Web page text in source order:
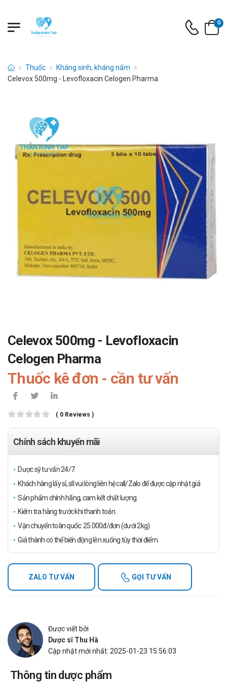
0
Thuốc
Kháng sinh, kháng nấm
Celevox 500mg - Levofloxacin Celogen Pharma
Celevox 500mg - Levofloxacin
Celogen Pharma
Thuốc kê đơn - cần tư vấn
( 0 Reviews )
Chính sách khuyến mãi
Dược sỹ tư vấn 24/7.
Khách hàng lấy sỉ, sll vui lòng liên hệ call/Zalo để được cập nhật giá
Sản phẩm chính hãng, cam kết chất lượng.
Kiểm tra hàng trước khi thanh toán.
Vận chuyển toàn quốc: 25.000đ/đơn (dưới 2kg).
Giá thành có thể biến động lên xuống tùy thời điểm.
ZALO TƯ VẤN GỌI TƯ VẤN
Được viết bởi
Dược sĩ Thu Hà
Cập nhật mới nhất: 2025-01-23 15:56:03
Thông tin dược phẩm